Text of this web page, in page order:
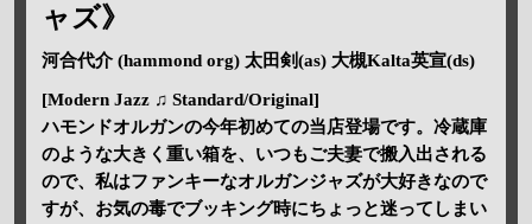
ャズ》
河合代介 (hammond org) 太田剣(as) 大槻Kalta英宣(ds)
[Modern Jazz ♫ Standard/Original]
ハモンドオルガンの今年初めての当店登場です。冷蔵庫
のような大きく重い箱を、いつもご夫妻で搬入出される
ので、私はファンキーなオルガンジャズが大好きなので
すが、お気の毒でブッキング時にちょっと迷ってしまい